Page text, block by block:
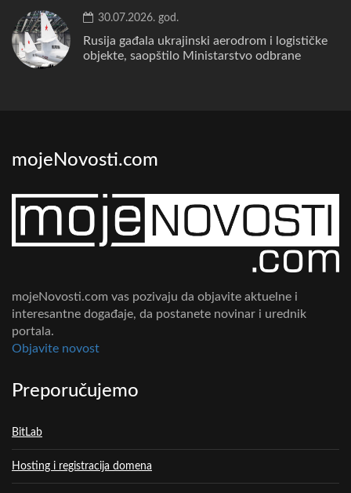
30.07.2026. god.
Rusija gađala ukrajinski aerodrom i logističke
objekte, saopštilo Ministarstvo odbrane
mojeNovosti.com
mojeNovosti.com vas pozivaju da objavite aktuelne i
interesantne događaje, da postanete novinar i urednik
portala.
Objavite novost
Preporučujemo
BitLab
Hosting i registracija domena